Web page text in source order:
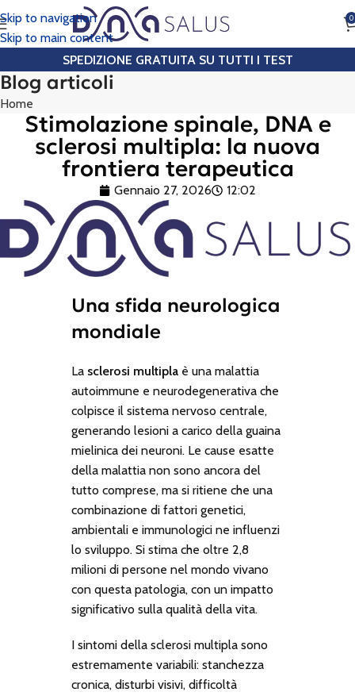
Skip to navigation
Skip to main content
0
SPEDIZIONE GRATUITA SU TUTTI I TEST
Blog articoli
Home
Stimolazione spinale, DNA e
sclerosi multipla: la nuova
frontiera terapeutica
Gennaio 27, 2026 12:02
Una sfida neurologica
mondiale
La sclerosi multiplaè una malattia
autoimmune e neurodegenerativa che
colpisce il sistema nervoso centrale,
generando lesioni a carico della guaina
mielinica dei neuroni. Le cause esatte
della malattia non sono ancora del
tutto comprese, ma si ritiene che una
combinazione di fattori genetici,
ambientali e immunologici ne influenzi
lo sviluppo. Si stima che oltre 2,8
milioni di persone nel mondo vivano
con questa patologia, con un impatto
significativo sulla qualità della vita.
I sintomi della sclerosi multipla sono
estremamente variabili: stanchezza
cronica, disturbi visivi, difficoltà